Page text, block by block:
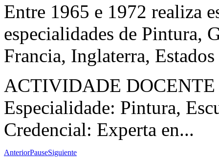
Entre 1965 e 1972 realiza
especialidades de Pintura,
Francia, Inglaterra,
ACTIVIDADE DOCENTE
Especialidade: Pintura,
Credencial: Experta en...
AnteriorPauseSiguiente